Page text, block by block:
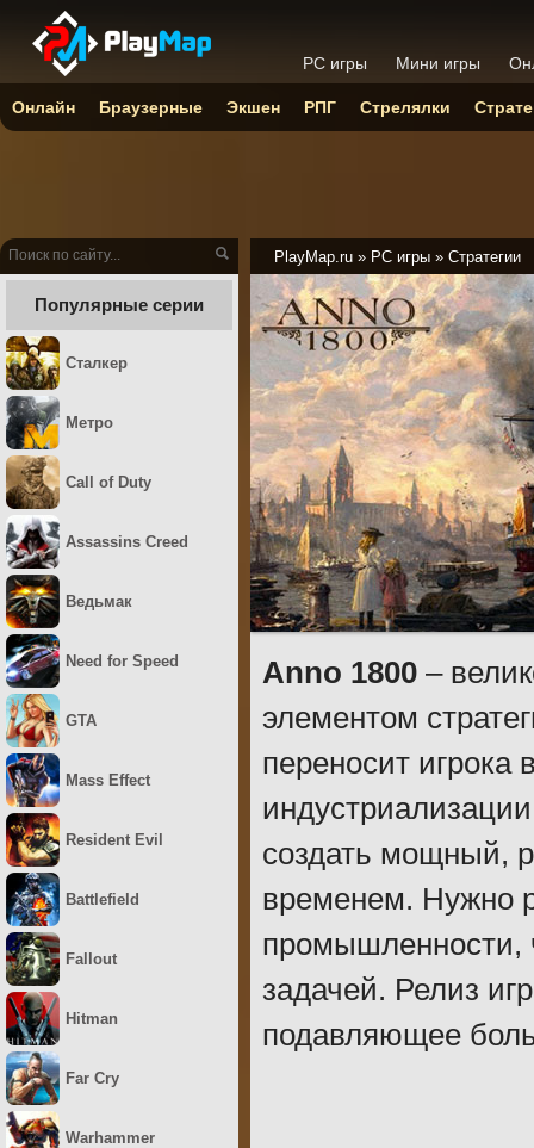
PlayMap.ru » PC игры » Стратегии
Anno 1800 –
элементом
переносит игрока
создать мощный,
временем. Нужно
промышленности,
задачей. Релиз
подавляющее
Популярные серии
Сталкер
Метро
Call of Duty
Assassins Creed
Ведьмак
Need for Speed
GTA
Mass Effect
Resident Evil
Battlefield
Fallout
Hitman
Far Cry
Warhammer
PC игры Мини игры
Онлайн Браузерные Экшен РПГ Стрелялки